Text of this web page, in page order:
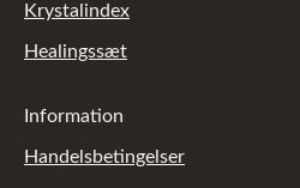
Krystalindex
Healingssæt
Information
Handelsbetingelser